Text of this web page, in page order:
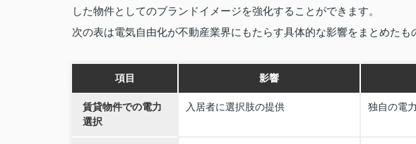
した物件としてのブランドイメージを強化することができます。
次の表は電気自由化が不動産業界にもたらす具体的な影響をまとめたも
項目 影響
賃貸物件での電力
選択
入居者に選択肢の提供 独自の電